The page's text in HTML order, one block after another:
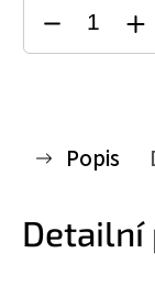
Popis
Detailní